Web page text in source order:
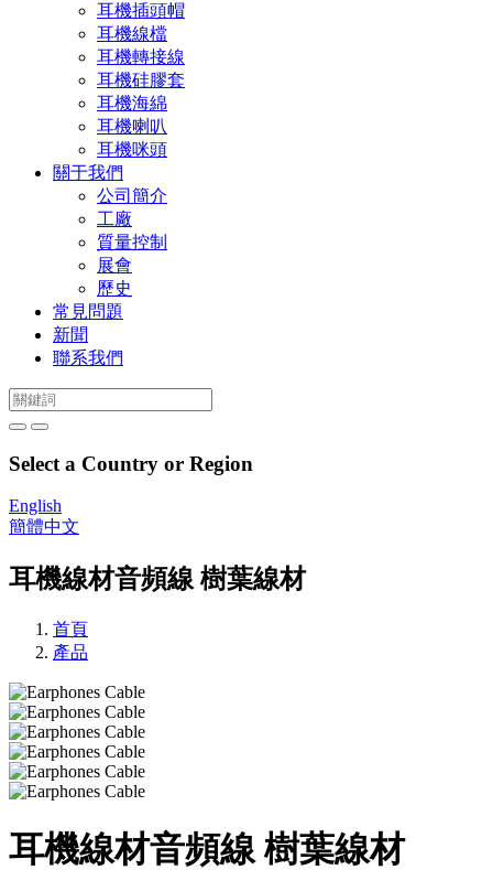
耳機插頭帽
耳機線檔
耳機轉接線
耳機硅膠套
耳機海綿
耳機喇叭
耳機咪頭
關于我們
公司簡介
工廠
質量控制
展會
歷史
常見問題
新聞
聯系我們
Select a Country or Region
English
簡體中文
耳機線材音頻線 樹葉線材
首頁
產品
耳機線材音頻線 樹葉線材